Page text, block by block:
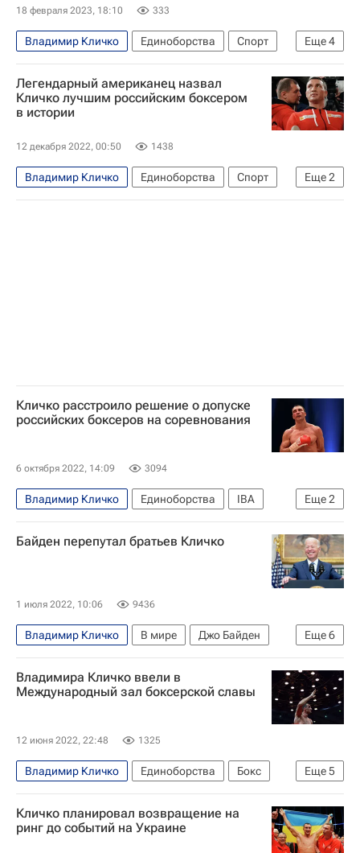
18 февраля 2023, 18:10 333
Еще4
Владимир Кличко Единоборства
Спорт
Томас Бах
Международный олимпийский комитет (МОК)
Олимпийские игры
Легендарный американец назвал
Кличко лучшим российским боксером
в истории
12 декабря 2022, 00:50 1438
Еще2
Владимир Кличко Единоборства
Спорт
Бокс
Эвандер Холифилд
Кличко расстроило решение о допуске
российских боксеров на соревнования
6 октября 2022, 14:09 3094
Еще2
Владимир Кличко Единоборства
IBA
Спорт
Бокс
Байден перепутал братьев Кличко
1 июля 2022, 10:06 9436
Еще6
Владимир Кличко В мире
Джо Байден
Педро Санчес
Мадрид Киев
США
НАТО
Виталий Кличко
Владимира Кличко ввели в
Международный зал боксерской славы
12 июня 2022, 22:48 1325
Еще5
Владимир Кличко Единоборства
Бокс
WBA
IBF WBO
Рой Джонс (младший)
Флойд Мэйуэзер-младший
Кличко планировал возвращение на
ринг до событий на Украине